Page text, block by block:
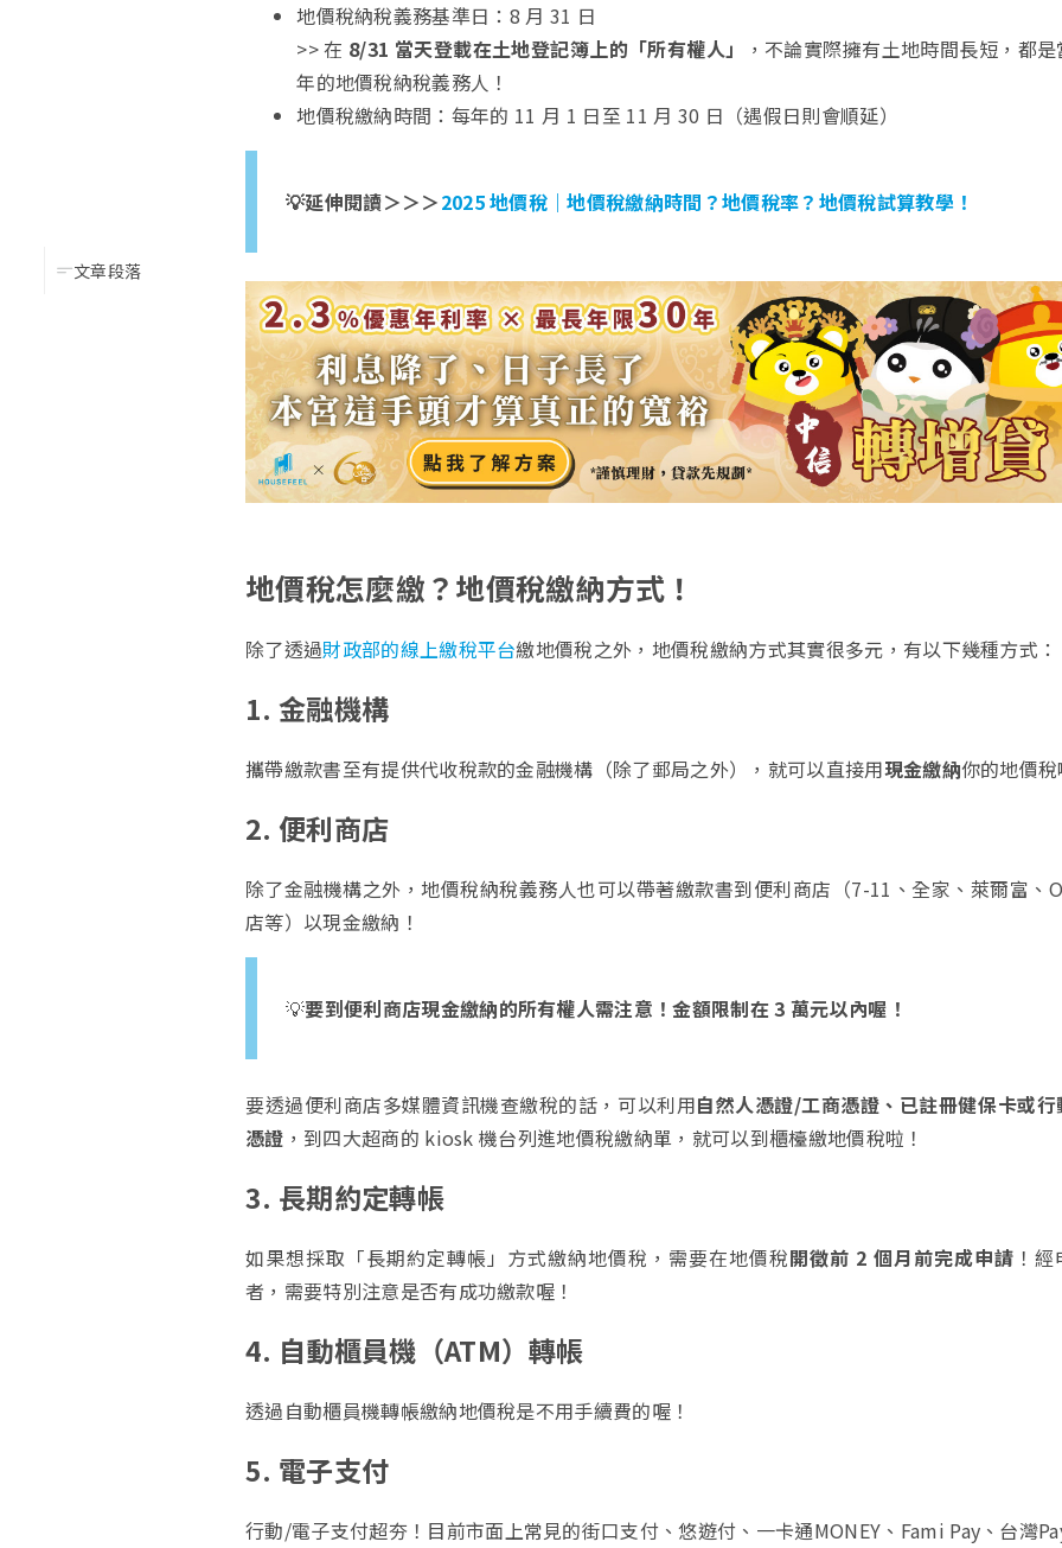
文章段落
地價稅納稅義務基準日：8 月 31 日
>> 在 8/31 當天登載在土地登記簿上的「所有權人」
，不論實際擁有土地時間長短，都
年的地價稅納稅義務人！
地價稅繳納時間：每年的 11 月 1 日至 11 月 30 日（遇假日則會順延）
💡延伸閱讀＞＞＞2025 地價稅｜地價稅繳納時間？地價稅率？地價稅試算教學！
地價稅怎麼繳？地價稅繳納方式！
除了透過財政部的線上繳稅平台繳地價稅之外，地價稅繳納方式其實很多元，有以下幾種方式：
1. 金融機構
攜帶繳款書至有提供代收稅款的金融機構（除了郵局之外），就可以直接用現金繳納你的地價
2. 便利商店
除了金融機構之外，地價稅納稅義務人也可以帶著繳款書到便利商店（7-11、全家、萊爾富、
店等）以現金繳納！
💡要到便利商店現金繳納的所有權人需注意！金額限制在 3 萬元以內喔！
要透過便利商店多媒體資訊機查繳稅的話，可以利用自然人憑證/工商憑證、已註冊健保卡或
憑證 ，到四大超商的 kiosk 機台列進地價稅繳納單，就可以到櫃檯繳地價稅啦！
3. 長期約定轉帳
如果想採取「長期約定轉帳」方式繳納地價稅，需要在地價稅開徵前 2 個月前完成申請 ！
者，需要特別注意是否有成功繳款喔！
4. 自動櫃員機（ATM）轉帳
透過自動櫃員機轉帳繳納地價稅是不用手續費的喔！
5. 電子支付
行動/電子支付超夯！目前市面上常見的街口支付、悠遊付、一卡通MONEY、Fami Pay、台灣